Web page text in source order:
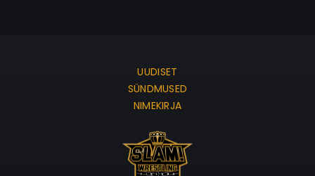
UUDISET
SÜNDMUSED
NIMEKIRJA